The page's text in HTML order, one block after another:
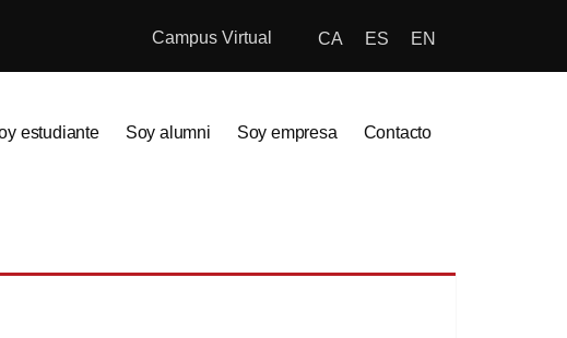
Campus Virtual CA ES EN
estudiante Soy alumni Soy empresa Contacto